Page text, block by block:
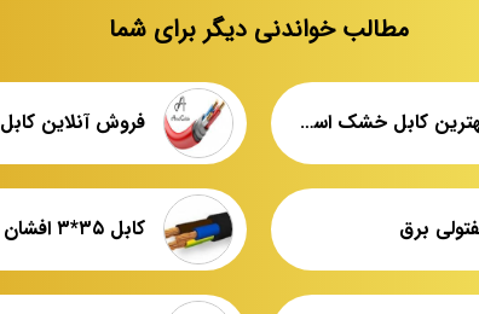
مطالب خواندنی دیگر برای شما
مرکز فروش بهترین کابل خشک استاندارد فروش آنلاین کابل xlpe
برق